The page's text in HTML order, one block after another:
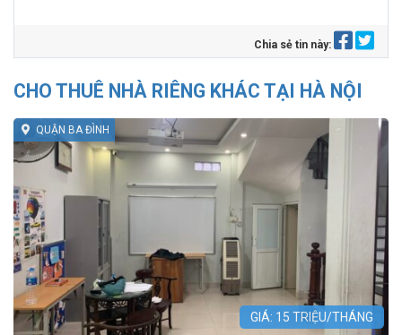
Chia sẻ tin này:
CHO THUÊ NHÀ RIÊNG KHÁC TẠI HÀ NỘI
QUẬN BA ĐÌNH
GIÁ: 15 TRIỆU/THÁNG